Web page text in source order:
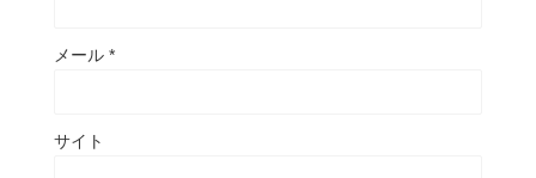
メール *
サイト